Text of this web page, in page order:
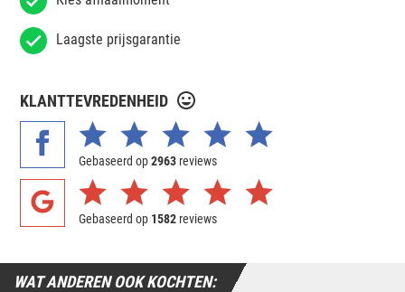
Laagste prijsgarantie
KLANTTEVREDENHEID
Gebaseerd op2963 reviews
Gebaseerd op 1582 reviews
WAT ANDEREN OOK KOCHTEN: